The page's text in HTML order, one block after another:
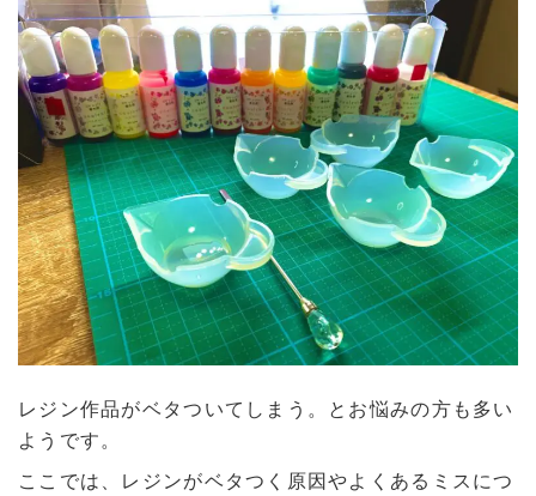
レジン作品がベタついてしまう。とお悩みの方も多い
ようです。
ここでは、レジンがベタつく原因やよくあるミスにつ